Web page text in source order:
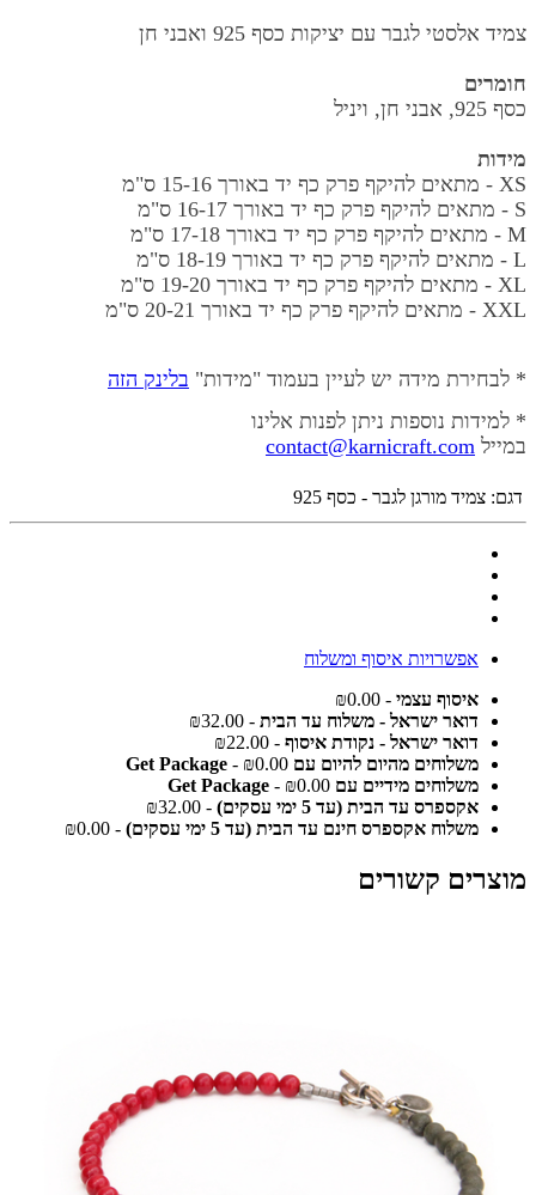
צמיד אלסטי לגבר עם יציקות כסף 925 ואבני חן
חומרים
כסף 925, אבני חן, ויניל
מידות
XS - מתאים להיקף פרק כף יד באורך
15-16 ס"מ
S - מתאים להיקף פרק כף יד באורך
16-17 ס"מ
M - מתאים להיקף פרק כף יד באורך
17-18 ס"מ
L - מתאים להיקף פרק כף יד באורך
18-19 ס"מ
XL - מתאים להיקף פרק כף יד באורך
19-20 ס"מ
XXL - מתאים להיקף פרק כף יד באורך
20-21 ס"מ
* לבחירת מידה יש לעיין בעמוד "מידות" בלינק הזה
* למידות נוספות ניתן לפנות אלינו
במייל contact@karnicraft.com
דגם: צמיד מורגן לגבר - כסף 925
אפשרויות איסוף ומשלוח
איסוף עצמי - ₪0.00
דואר ישראל - משלוח עד הבית - ₪32.00
דואר ישראל - נקודת איסוף - ₪22.00
משלוחים מהיום להיום עם Get Package - ₪0.00
משלוחים מידיים עם Get Package - ₪0.00
אקספרס עד הבית (עד 5 ימי עסקים)
- ₪32.00
משלוח אקספרס חינם עד הבית (עד 5 ימי עסקים)
- ₪0.00
מוצרים קשורים